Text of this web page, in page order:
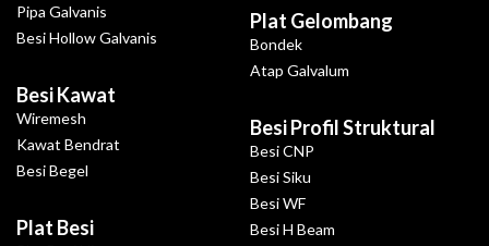
Pipa Galvanis
Besi Hollow Galvanis
Besi Kawat
Wiremesh
Kawat Bendrat
Besi Begel
Plat Besi
Plat Gelombang
Bondek
Atap Galvalum
Besi Profil Struktural
Besi CNP
Besi Siku
Besi WF
Besi H Beam